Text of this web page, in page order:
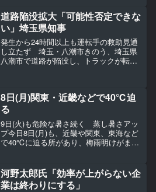
ますと7日午前11時40分ごろ、福岡市中央
区渡辺通...
道路陥没拡大「可能性否定できな
い」埼玉県知事
発生から24時間以上も運転手の救助見通
し立たず 埼玉・八潮市きのう、埼玉県
八潮市で道路が陥没し、トラックが転落
る】直径5メートル、...
8日(月)関東・近畿などで40℃迫
る
9日(火)も危険な暑さ続く 蒸し暑さアッ
プ今日8日(月)も、近畿や関東、東海など
で40℃に迫る所があり、梅雨明けがまだ
後は次第に梅雨空が戻るため、猛烈な暑
さは落ち...
河野太郎氏「効率が上がらない企
業は終わりにする」